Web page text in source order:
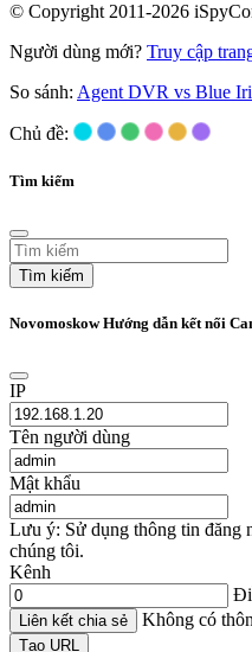
© Copyright 2011-2026
Người dùng mới? Truy cập
So sánh: Agent DVR vs Blue
Chủ đề:
Tìm kiếm
Tìm kiếm
Novomoskow Hướng dẫn kết nối
IP
Tên người dùng
Mật khẩu
Lưu ý: Sử dụng thông tin đăng
chúng tôi.
Kênh
Liên kết chia sẻ Không có
Tạo URL